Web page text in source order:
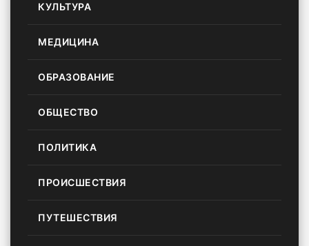
КУЛЬТУРА
МЕДИЦИНА
ОБРАЗОВАНИЕ
ОБЩЕСТВО
ПОЛИТИКА
ПРОИСШЕСТВИЯ
ПУТЕШЕСТВИЯ